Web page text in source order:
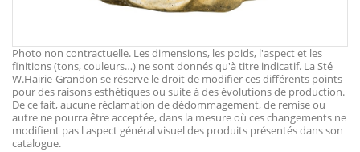
Photo non contractuelle. Les dimensions, les poids, l'aspect et les
finitions (tons, couleurs…) ne sont donnés qu'à titre indicatif. La Sté
W.Hairie-Grandon se réserve le droit de modifier ces différents points
pour des raisons esthétiques ou suite à des évolutions de production.
De ce fait, aucune réclamation de dédommagement, de remise ou
autre ne pourra être acceptée, dans la mesure où ces changements ne
modifient pas l aspect général visuel des produits présentés dans son
catalogue.